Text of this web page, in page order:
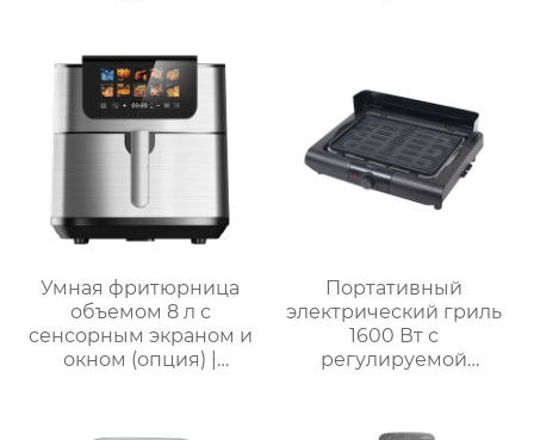
использования
GSE042
Умная фритюрница
объемом 8 л с
сенсорным экраном и
окном (опция) |
Портативный
электрический гриль
1600 Вт с
регулируемой
автоматического